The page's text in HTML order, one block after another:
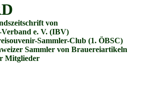
von
e. V. (IBV)
Sammler-Club (1. ÖBSC)
Sammler von Brauereiartikeln
Mitglieder